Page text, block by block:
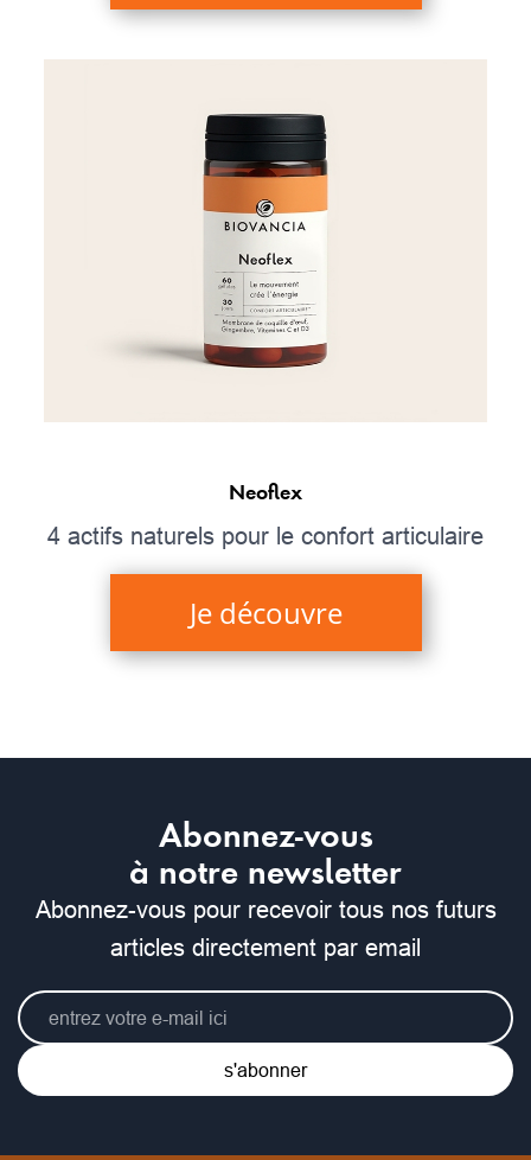
Neoflex
4 actifs naturels pour le confort articulaire
Je découvre
Abonnez-vous
à notre newsletter
Abonnez-vous pour recevoir tous nos futurs
articles directement par email
s'abonner